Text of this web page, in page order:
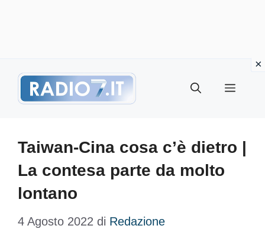
Menu
Taiwan-Cina cosa c’è dietro |
La contesa parte da molto
lontano
4 Agosto 2022 di Redazione